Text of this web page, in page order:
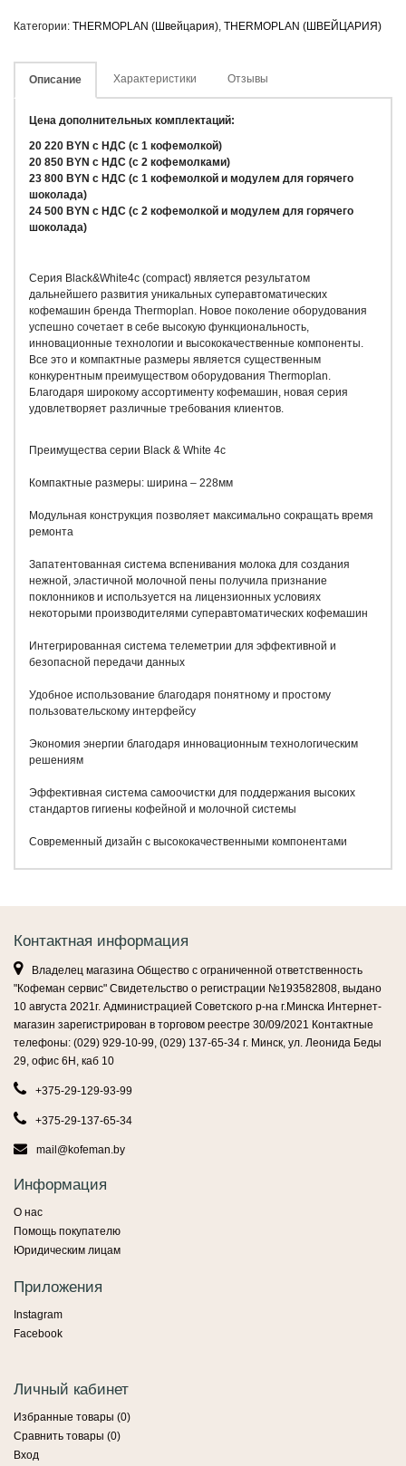
Категории: THERMOPLAN (Швейцария), THERMOPLAN (ШВЕЙЦАРИЯ)
Описание Характеристики Отзывы
Цена дополнительных комплектаций:
20 220 BYN с НДС (с 1 кофемолкой)
20 850 BYN с НДС (с 2 кофемолками)
23 800 BYN с НДС (с 1 кофемолкой и модулем для горячего
шоколада)
24 500 BYN с НДС (с 2 кофемолкой и модулем для горячего
шоколада)
Cерия Black&White4c (compact) является результатом
дальнейшего развития уникальных суперавтоматических
кофемашин бренда Thermoplan. Новое поколение оборудования
успешно сочетает в себе высокую функциональность,
инновационные технологии и высококачественные компоненты.
Все это и компактные размеры является существенным
конкурентным преимуществом оборудования Thermoplan.
Благодаря широкому ассортименту кофемашин, новая серия
удовлетворяет различные требования клиентов.
Преимущества серии Black & White 4c
Компактные размеры: ширина – 228мм
Модульная конструкция позволяет максимально сокращать время
ремонта
Запатентованная система вспенивания молока для создания
нежной, эластичной молочной пены получила признание
поклонников и используется на лицензионных условиях
некоторыми производителями суперавтоматических кофемашин
Интегрированная система телеметрии для эффективной и
безопасной передачи данных
Удобное использование благодаря понятному и простому
пользовательскому интерфейсу
Экономия энергии благодаря инновационным технологическим
решениям
Эффективная система самоочистки для поддержания высоких
стандартов гигиены кофейной и молочной системы
Современный дизайн с высококачественными компонентами
Контактная информация
Владелец магазина Общество с ограниченной ответственность
"Кофеман сервис" Свидетельство о регистрации №193582808, выдано
10 августа 2021г. Администрацией Советского р-на г.Минска Интернет-
магазин зарегистрирован в торговом реестре 30/09/2021 Контактные
телефоны: (029) 929-10-99, (029) 137-65-34 г. Минск, ул. Леонида Беды
29, офис 6Н, каб 10
+375-29-129-93-99
+375-29-137-65-34
mail@kofeman.by
Информация
О нас
Помощь покупателю
Юридическим лицам
Приложения
Instagram
Facebook
Личный кабинет
Избранные товары (0)
Сравнить товары (0)
Вход